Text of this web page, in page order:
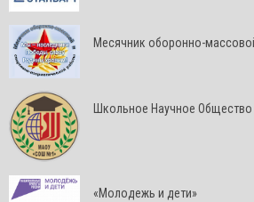
Месячник оборонно-
Школьное Научное
«Молодежь и дети»